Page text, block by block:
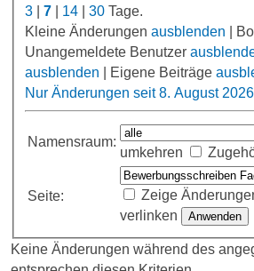
3
7 14 30 Tage.
Kleine Änderungen ausblenden |
Unangemeldete Benutzer
ausblenden | Eigene Beiträge
Nur Änderungen seit 8. August
Namensraum:
umkehren
Seite:
Zeige
verlinken
Keine Änderungen während des